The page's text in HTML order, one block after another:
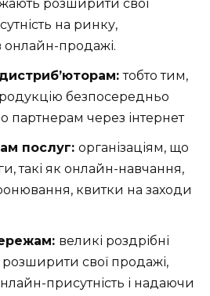
розширити свої
на ринку,
продажі.
тобто тим,
безпосередньо
партнерам через інтернет
послуг: організаціям, що
такі як онлайн-навчання,
квитки на заходи
великі роздрібні
свої продажі,
присутність і надаючи